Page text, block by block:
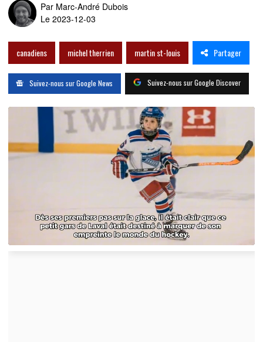
Par Marc-André Dubois
Le 2023-12-03
canadiens michel therrien martin st-louis Partager
Suivez-nous sur Google News Suivez-nous sur Google Discover